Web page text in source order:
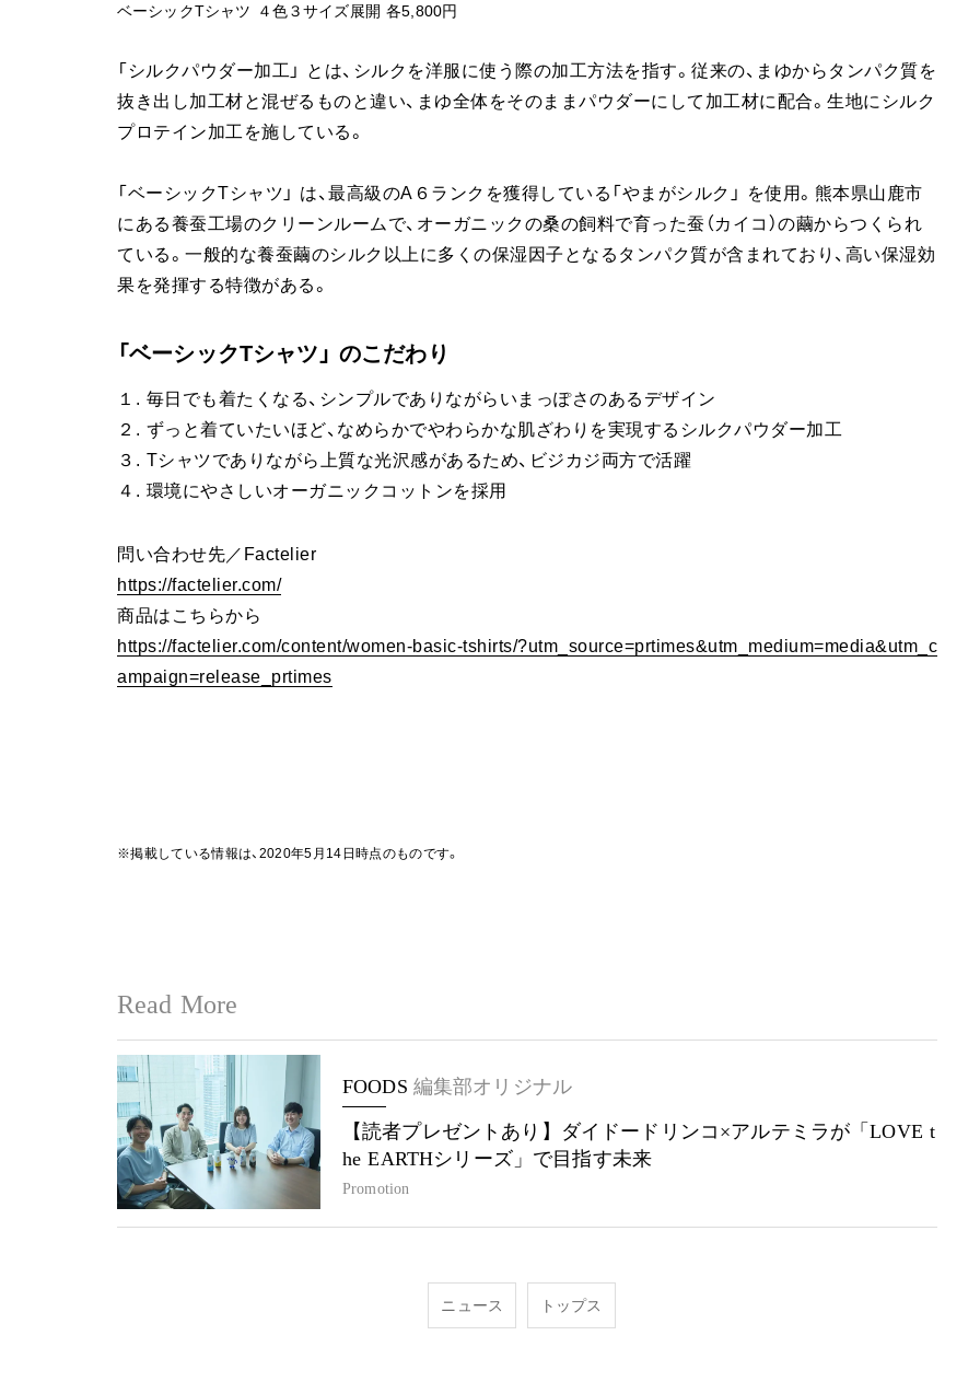
ベーシックTシャツ ４色３サイズ展開 各5,800円
「シルクパウダー加工」 とは、シルクを洋服に使う際の加工方法を指す。従来の、まゆからタンパク質を
抜き出し加工材と混ぜるものと違い、まゆ全体をそのままパウダーにして加工材に配合。生地にシルク
プロテイン加工を施している。
「ベーシックTシャツ」 は、最高級のA６ランクを獲得している「やまがシルク」 を使用。熊本県山鹿市
にある養蚕工場のクリーンルームで、オーガニックの桑の飼料で育った蚕（カイコ）の繭からつくられ
ている。一般的な養蚕繭のシルク以上に多くの保湿因子となるタンパク質が含まれており、高い保湿効
果を発揮する特徴がある。
「ベーシックTシャツ」 のこだわり
１. 毎日でも着たくなる、シンプルでありながらいまっぽさのあるデザイン
２. ずっと着ていたいほど、なめらかでやわらかな肌ざわりを実現するシルクパウダー加工
３. Tシャツでありながら上質な光沢感があるため、ビジカジ両方で活躍
４. 環境にやさしいオーガニックコットンを採用
問い合わせ先／Factelier
https://factelier.com/
商品はこちらから
https://factelier.com/content/women-basic-tshirts/?utm_source=prtimes&utm_medium=media&utm_c
ampaign=release_prtimes
※掲載している情報は、2020年5月14日時点のものです。
Read More
FOODS 編集部オリジナル
【読者プレゼントあり】ダイドードリンコ×アルテミラが「LOVE t
he EARTHシリーズ」で目指す未来
Promotion
ニュース トップス